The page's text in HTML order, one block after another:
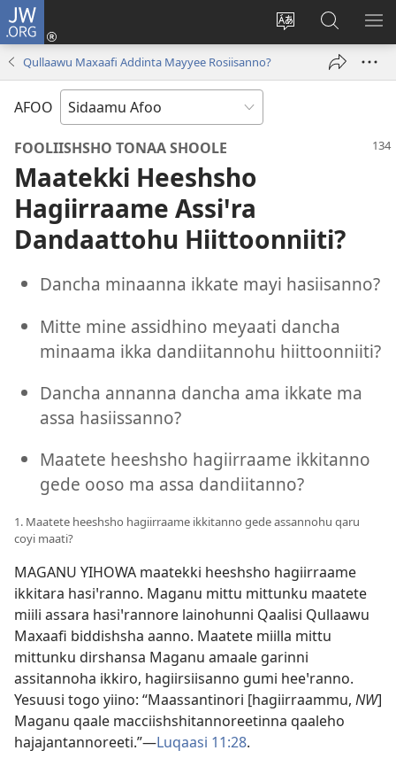
JW.ORG
Webisayitete
(opens
JW.ORG
Aana
Hasiꞌri
Qullaawu Maxaafi Addinta Mayyee Rosiisanno?
AFOO
FOOLIISHSHO TONAA SHOOLE
Maatekki Heeshsho
Hagiirraame Assiꞌra
Dandaattohu Hiittoonniiti?
Dancha minaanna ikkate mayi hasiisanno?
Mitte mine assidhino meyaati dancha
minaama ikka dandiitannohu hiittoonniiti?
Dancha annanna dancha ama ikkate ma
assa hasiissanno?
Maatete heeshsho hagiirraame ikkitanno
gede ooso ma assa dandiitanno?
1. Maatete heeshsho hagiirraame ikkitanno gede assannohu qaru
coyi maati?
MAGANU YIHOWA maatekki heeshsho hagiirraame
ikkitara hasiꞌranno. Maganu mittu mittunku maatete
miili assara hasiꞌrannore lainohunni Qaalisi Qullaawu
Maxaafi biddishsha aanno. Maatete miilla mittu
mittunku dirshansa Maganu amaale garinni
assitannoha ikkiro, hagiirsiisanno gumi heeꞌranno.
Yesuusi togo yiino: “Maassantinori [hagiirraammu, NW]
Maganu qaale macciishshitannoreetinna qaaleho
hajajantannoreeti.”—Luqaasi 11:28.